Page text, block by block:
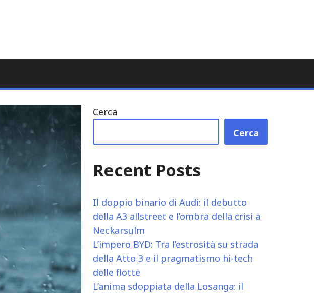
Cerca
Cerca
Recent Posts
Il doppio binario di Audi: il debutto
della A3 allstreet e l’ombra della crisi a
Neckarsulm
L’impero BYD: Tra l’estrosità su strada
della Atto 3 e il pragmatismo hi-tech
delle flotte
L’anima sdoppiata della Losanga: il